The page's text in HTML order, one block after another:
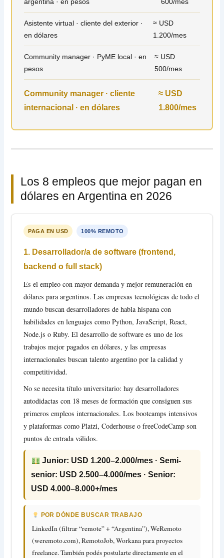
argentina · en pesos 600/mes
Asistente virtual · cliente del exterior ·
en dólares
≈ USD
1.200/mes
Community manager · PyME local · en
pesos
≈ USD
500/mes
Community manager · cliente
internacional · en dólares
≈ USD
1.800/mes
Los 8 empleos que mejor pagan en
dólares en Argentina en 2026
PAGA EN USD 100% REMOTO
1. Desarrollador/a de software (frontend,
backend o full stack)
Es el empleo con mayor demanda y mejor remuneración en
dólares para argentinos. Las empresas tecnológicas de todo el
mundo buscan desarrolladores de habla hispana con
habilidades en lenguajes como Python, JavaScript, React,
Node.js o Ruby. El desarrollo de software es uno de los
trabajos mejor pagados en dólares, y las empresas
internacionales buscan talento argentino por la calidad y
competitividad.
No se necesita título universitario: hay desarrolladores
autodidactas con 18 meses de formación que consiguen sus
primeros empleos internacionales. Los bootcamps intensivos
y plataformas como Platzi, Coderhouse o freeCodeCamp son
puntos de entrada válidos.
Junior: USD 1.200–2.000/mes · Semi-
senior: USD 2.500–4.000/mes · Senior:
USD 4.000–8.000+/mes
POR DÓNDE BUSCAR TRABAJO
LinkedIn (filtrar “remote” + “Argentina”), WeRemoto
(weremoto.com), RemotoJob, Workana para proyectos
freelance. También podés postularte directamente en el